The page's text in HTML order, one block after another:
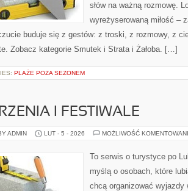
słów na ważną rozmowę.
wyreżyserowaną miłość –
buduje się z gestów: z troski, z rozmowy, z
Zobacz kategorie Smutek i Strata i Żałoba. […]
PLAŻE POZA SEZONEM
I FESTIWALE
ADMIN LUT - 5 - 2026 MOŻLIWOŚĆ
To serwis o turystyce po
myślą o osobach, które
chcą organizować wyjazdy